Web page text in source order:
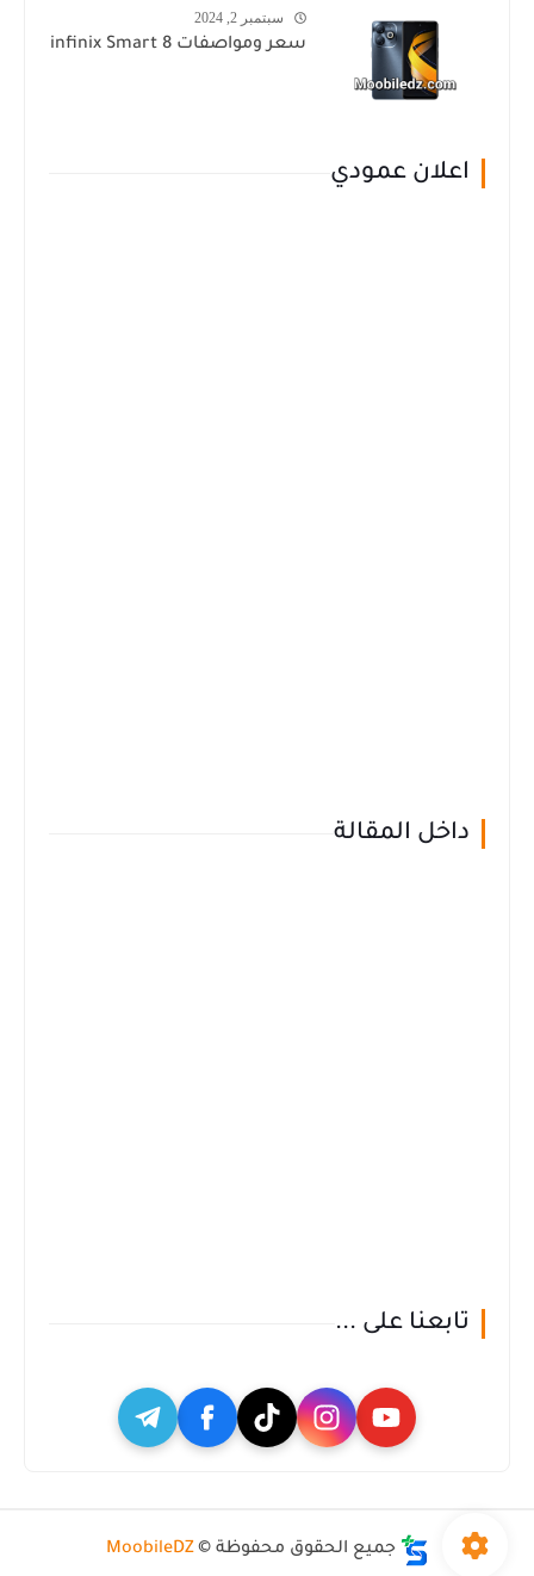
سبتمبر 2, 2024
سعر ومواصفات infinix Smart 8
اعلان عمودي
داخل المقالة
تابعنا على ...
جميع الحقوق محفوظة © MoobileDZ